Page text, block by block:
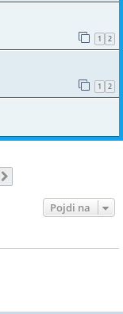
1 2
1 2
Pojdi na